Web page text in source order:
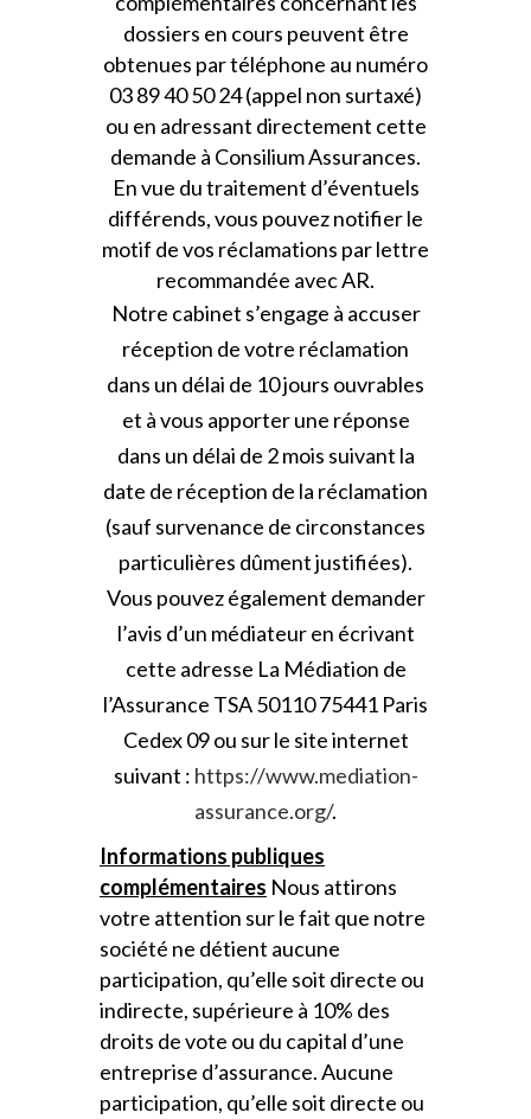
dossiers en cours peuvent être
obtenues par téléphone au numéro
03 89 40 50 24 (appel non surtaxé)
ou en adressant directement cette
demande à Consilium Assurances.
En vue du traitement d’éventuels
différends, vous pouvez notifier le
motif de vos réclamations par lettre
recommandée avec AR.
Notre cabinet s’engage à accuser
réception de votre réclamation
dans un délai de 10 jours ouvrables
et à vous apporter une réponse
dans un délai de 2 mois suivant la
date de réception de la réclamation
(sauf survenance de circonstances
particulières dûment justifiées).
Vous pouvez également demander
l’avis d’un médiateur en écrivant
cette adresse La Médiation de
l’Assurance TSA 50110 75441 Paris
Cedex 09 ou sur le site internet
suivant : https://www.mediation-
assurance.org/.
Informations publiques
complémentaires Nous attirons
votre attention sur le fait que notre
société ne détient aucune
participation, qu’elle soit directe ou
indirecte, supérieure à 10% des
droits de vote ou du capital d’une
entreprise d’assurance. Aucune
participation, qu’elle soit directe ou